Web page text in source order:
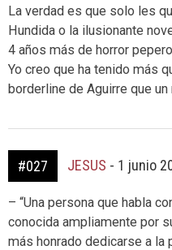
La verdad es que solo les
Hundida o la ilusionante
4 años más de horror
Yo creo que ha tenido más
borderline de Aguirre que
#027 JESUS - 1 junio
– “Una persona que habla
conocida ampliamente por
más honrado dedicarse a la